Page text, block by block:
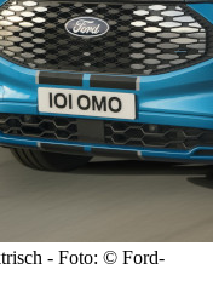
- Foto: © Ford-